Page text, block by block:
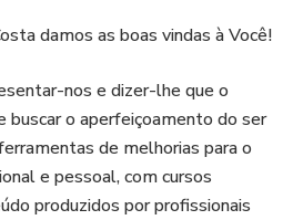
damos as boas vindas à Você!
nos e dizer-lhe que o
buscar o aperfeiçoamento do ser
de melhorias para o
e pessoal, com cursos
produzidos por profissionais